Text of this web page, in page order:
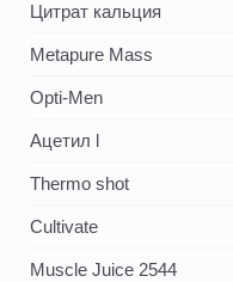
Цитрат кальция
Metapure Mass
Opti-Men
Ацетил l
Thermo shot
Cultivate
Muscle Juice 2544